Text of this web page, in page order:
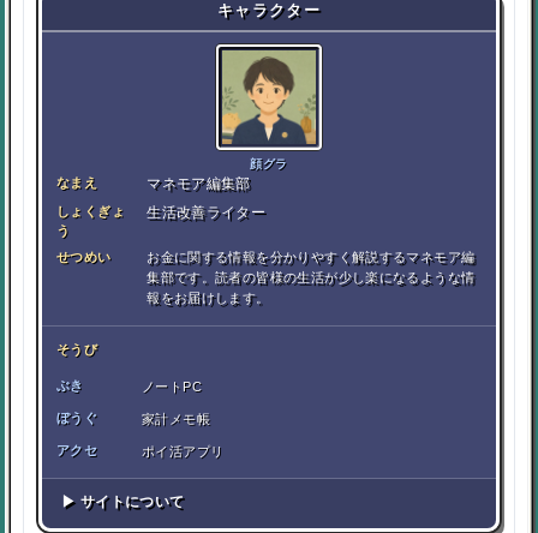
キャラクター
顔グラ
なまえ マネモア編集部
しょくぎょ
う
生活改善ライター
せつめい
お金に関する情報を分かりやすく解説するマネモア編
集部です。読者の皆様の生活が少し楽になるような情
報をお届けします。
そうび
ぶき ノートPC
ぼうぐ 家計メモ帳
アクセ ポイ活アプリ
▶ サイトについて